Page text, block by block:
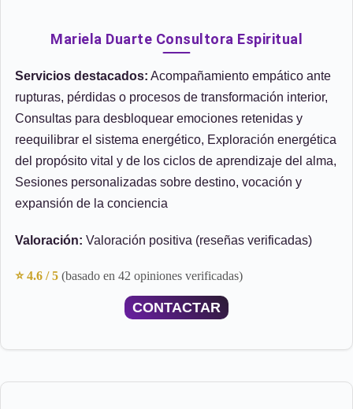
Mariela Duarte Consultora Espiritual
Servicios destacados: Acompañamiento empático ante
rupturas, pérdidas o procesos de transformación interior,
Consultas para desbloquear emociones retenidas y
reequilibrar el sistema energético, Exploración energética
del propósito vital y de los ciclos de aprendizaje del alma,
Sesiones personalizadas sobre destino, vocación y
expansión de la conciencia
Valoración: Valoración positiva (reseñas verificadas)
⭐ 4.6 / 5 (basado en 42 opiniones verificadas)
CONTACTAR